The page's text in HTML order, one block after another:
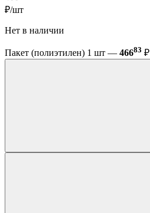
₽/шт
Нет в наличии
Пакет (полиэтилен) 1 шт — 46683 ₽